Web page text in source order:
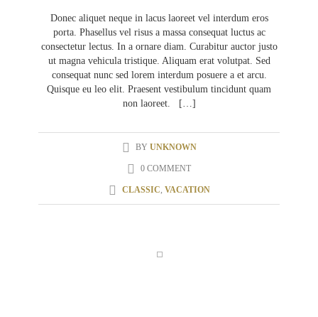
Donec aliquet neque in lacus laoreet vel interdum eros
porta. Phasellus vel risus a massa consequat luctus ac
consectetur lectus. In a ornare diam. Curabitur auctor justo
ut magna vehicula tristique. Aliquam erat volutpat. Sed
consequat nunc sed lorem interdum posuere a et arcu.
Quisque eu leo elit. Praesent vestibulum tincidunt quam
non laoreet. […]
BY UNKNOWN
0 COMMENT
CLASSIC, VACATION